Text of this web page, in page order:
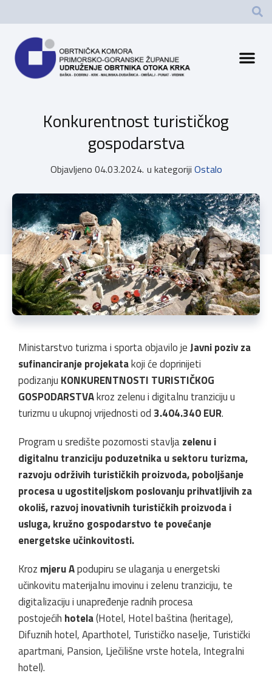
Konkurentnost turističkog
gospodarstva
Objavljeno 04.03.2024. u kategoriji Ostalo
Ministarstvo turizma i sporta objavilo jeJavni poziv za
sufinanciranje projekatakoji će doprinijeti
podizanju KONKURENTNOSTI TURISTIČKOG
GOSPODARSTVAkroz zelenu i digitalnu tranziciju u
turizmu u ukupnoj vrijednosti od 3.404.340 EUR.
Program u središte pozornosti stavljazelenu i
digitalnu tranziciju poduzetnika u sektoru turizma,
razvoju održivih turističkih proizvoda, poboljšanje
procesa u ugostiteljskom poslovanju prihvatljivih za
okoliš, razvoj inovativnih turističkih proizvoda i
usluga, kružno gospodarstvo te povećanje
energetske učinkovitosti.
Kroz mjeru Apodupiru se ulaganja u energetski
učinkovitu materijalnu imovinu i zelenu tranziciju, te
digitalizaciju i unapređenje radnih procesa
postojećih hotela(Hotel, Hotel baština (heritage),
Difuznih hotel, Aparthotel, Turističko naselje, Turistički
apartmani, Pansion, Lječilišne vrste hotela, Integralni
hotel).